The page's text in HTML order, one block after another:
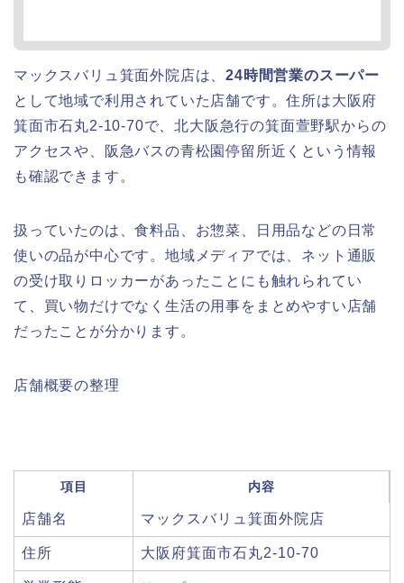
マックスバリュ箕面外院店は、24時間営業のスーパー
として地域で利用されていた店舗です。住所は大阪府
箕面市石丸2-10-70で、北大阪急行の箕面萱野駅からの
アクセスや、阪急バスの青松園停留所近くという情報
も確認できます。
扱っていたのは、食料品、お惣菜、日用品などの日常
使いの品が中心です。地域メディアでは、ネット通販
の受け取りロッカーがあったことにも触れられてい
て、買い物だけでなく生活の用事をまとめやすい店舗
だったことが分かります。
店舗概要の整理
項目 内容
店舗名 マックスバリュ箕面外院店
住所 大阪府箕面市石丸2-10-70